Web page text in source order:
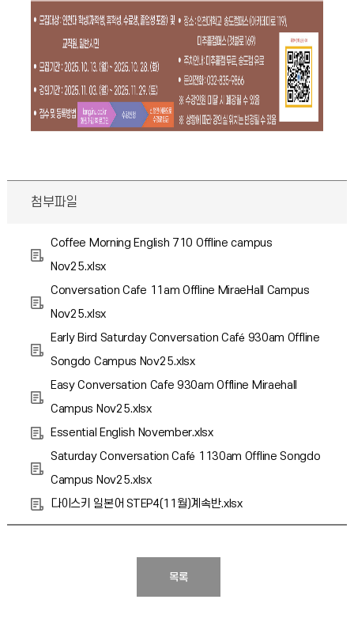
첨부파일
Coffee Morning English 710 Offline campus
Nov25.xlsx
Conversation Cafe 11am Offline MiraeHall Campus
Nov25.xlsx
Early Bird Saturday Conversation Café 930am Offline
Songdo Campus Nov25.xlsx
Easy Conversation Cafe 930am Offline Miraehall
Campus Nov25.xlsx
Essential English November.xlsx
Saturday Conversation Café 1130am Offline Songdo
Campus Nov25.xlsx
다이스키 일본어 STEP4(11월)계속반.xlsx
목록